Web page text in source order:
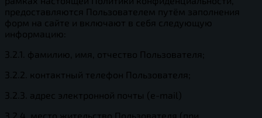
предоставляются Пользователем путём заполнения
форм на сайте и включают в себя следующую
информацию:
3.2.1. фамилию, имя, отчество Пользователя;
3.2.2. контактный телефон Пользователя;
3.2.3. адрес электронной почты (e-mail)
3.2.4. место жительство Пользователя (при